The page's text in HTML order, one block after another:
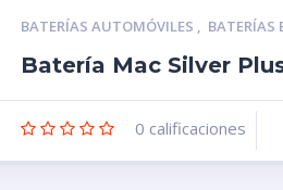
BATERÍAS AUTOMÓVILES , BATERÍAS
Batería Mac Silver
0 calificaciones